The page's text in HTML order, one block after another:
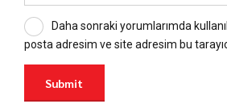
Daha sonraki yorumlarımda
posta adresim ve site adresim bu